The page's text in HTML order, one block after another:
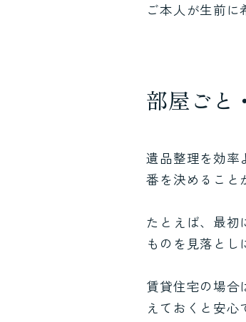
ご本人が生前に
部屋ごと
遺品整理を効率
番を決めること
たとえば、最初
ものを見落とし
賃貸住宅の場合
えておくと安心